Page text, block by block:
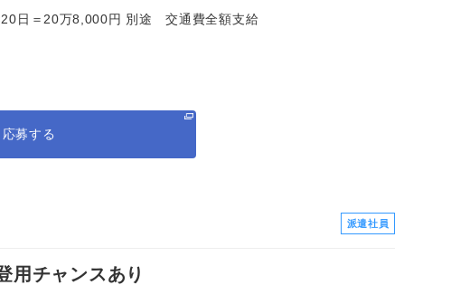
日＝20万8,000円 別途 交通費全額支給
応募する
派遣社員
チャンスあり